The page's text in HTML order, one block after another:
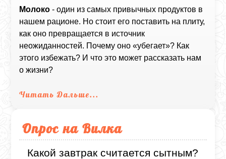
Молоко - один из самых привычных продуктов в
нашем рационе. Но стоит его поставить на плиту,
как оно превращается в источник
неожиданностей. Почему оно «убегает»? Как
этого избежать? И что это может рассказать нам
о жизни?
Читать Дальше...
Опрос на Вилка
Какой завтрак считается сытным?